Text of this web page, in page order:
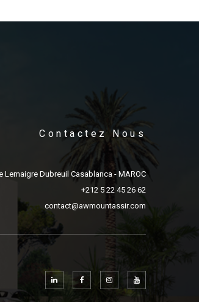
Contactez Nous
Lemaigre Dubreuil Casablanca - MAROC
+212 5 22 45 26 62
contact@awmountassir.com